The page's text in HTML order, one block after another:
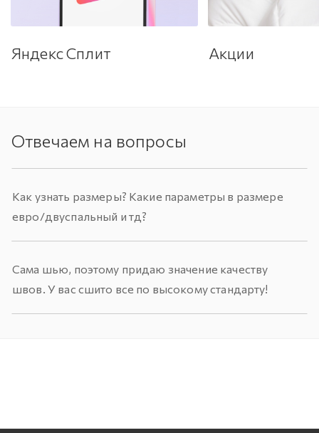
Яндекс Сплит Акции
Отвечаем на вопросы
Как узнать размеры? Какие параметры в размере
евро/двуспальный и тд?
Сама шью, поэтому придаю значение качеству
швов. У вас сшито все по высокому стандарту!